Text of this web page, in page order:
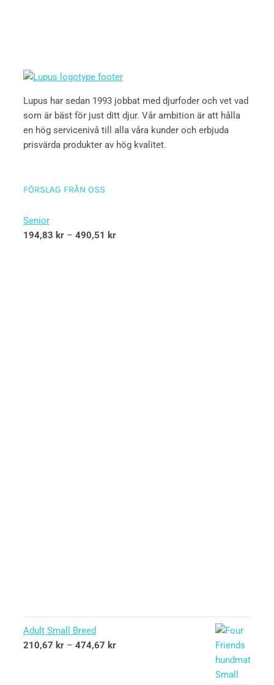
Lupus har sedan 1993 jobbat med djurfoder och vet vad
som är bäst för just ditt djur. Vår ambition är att hålla
en hög servicenivå till alla våra kunder och erbjuda
prisvärda produkter av hög kvalitet.
FÖRSLAG FRÅN OSS
Senior
194,83 kr – 490,51 kr
Adult Small Breed
210,67 kr – 474,67 kr